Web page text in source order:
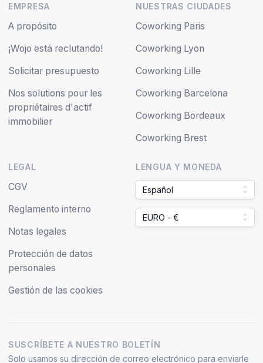
EMPRESA
A propósito
¡Wojo está reclutando!
Solicitar presupuesto
Nos solutions pour les
propriétaires d'actif
immobilier
NUESTRAS CIUDADES
Coworking Paris
Coworking Lyon
Coworking Lille
Coworking Barcelona
Coworking Bordeaux
Coworking Brest
LEGAL
CGV
Reglamento interno
Notas legales
Protección de datos
personales
Gestión de las cookies
LENGUA Y MONEDA
Español
EURO - €
SUSCRÍBETE A NUESTRO BOLETÍN
Solo usamos su dirección de correo electrónico para enviarle